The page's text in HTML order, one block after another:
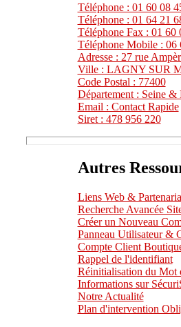
Téléphone : 01 60 08
Téléphone : 01 64 21
Téléphone Fax : 01 60
Téléphone Mobile : 06
Adresse : 27 rue
Ville : LAGNY SUR
Code Postal : 77400
Département : Seine &
Email : Contact Rapide
Siret : 478 956 220
Autres
Liens Web &
Recherche Avancée
Créer un Nouveau
Panneau Utilisateur &
Compte Client
Rappel de l'identifiant
Réinitialisation du Mot
Informations sur
Notre Actualité
Plan d'intervention